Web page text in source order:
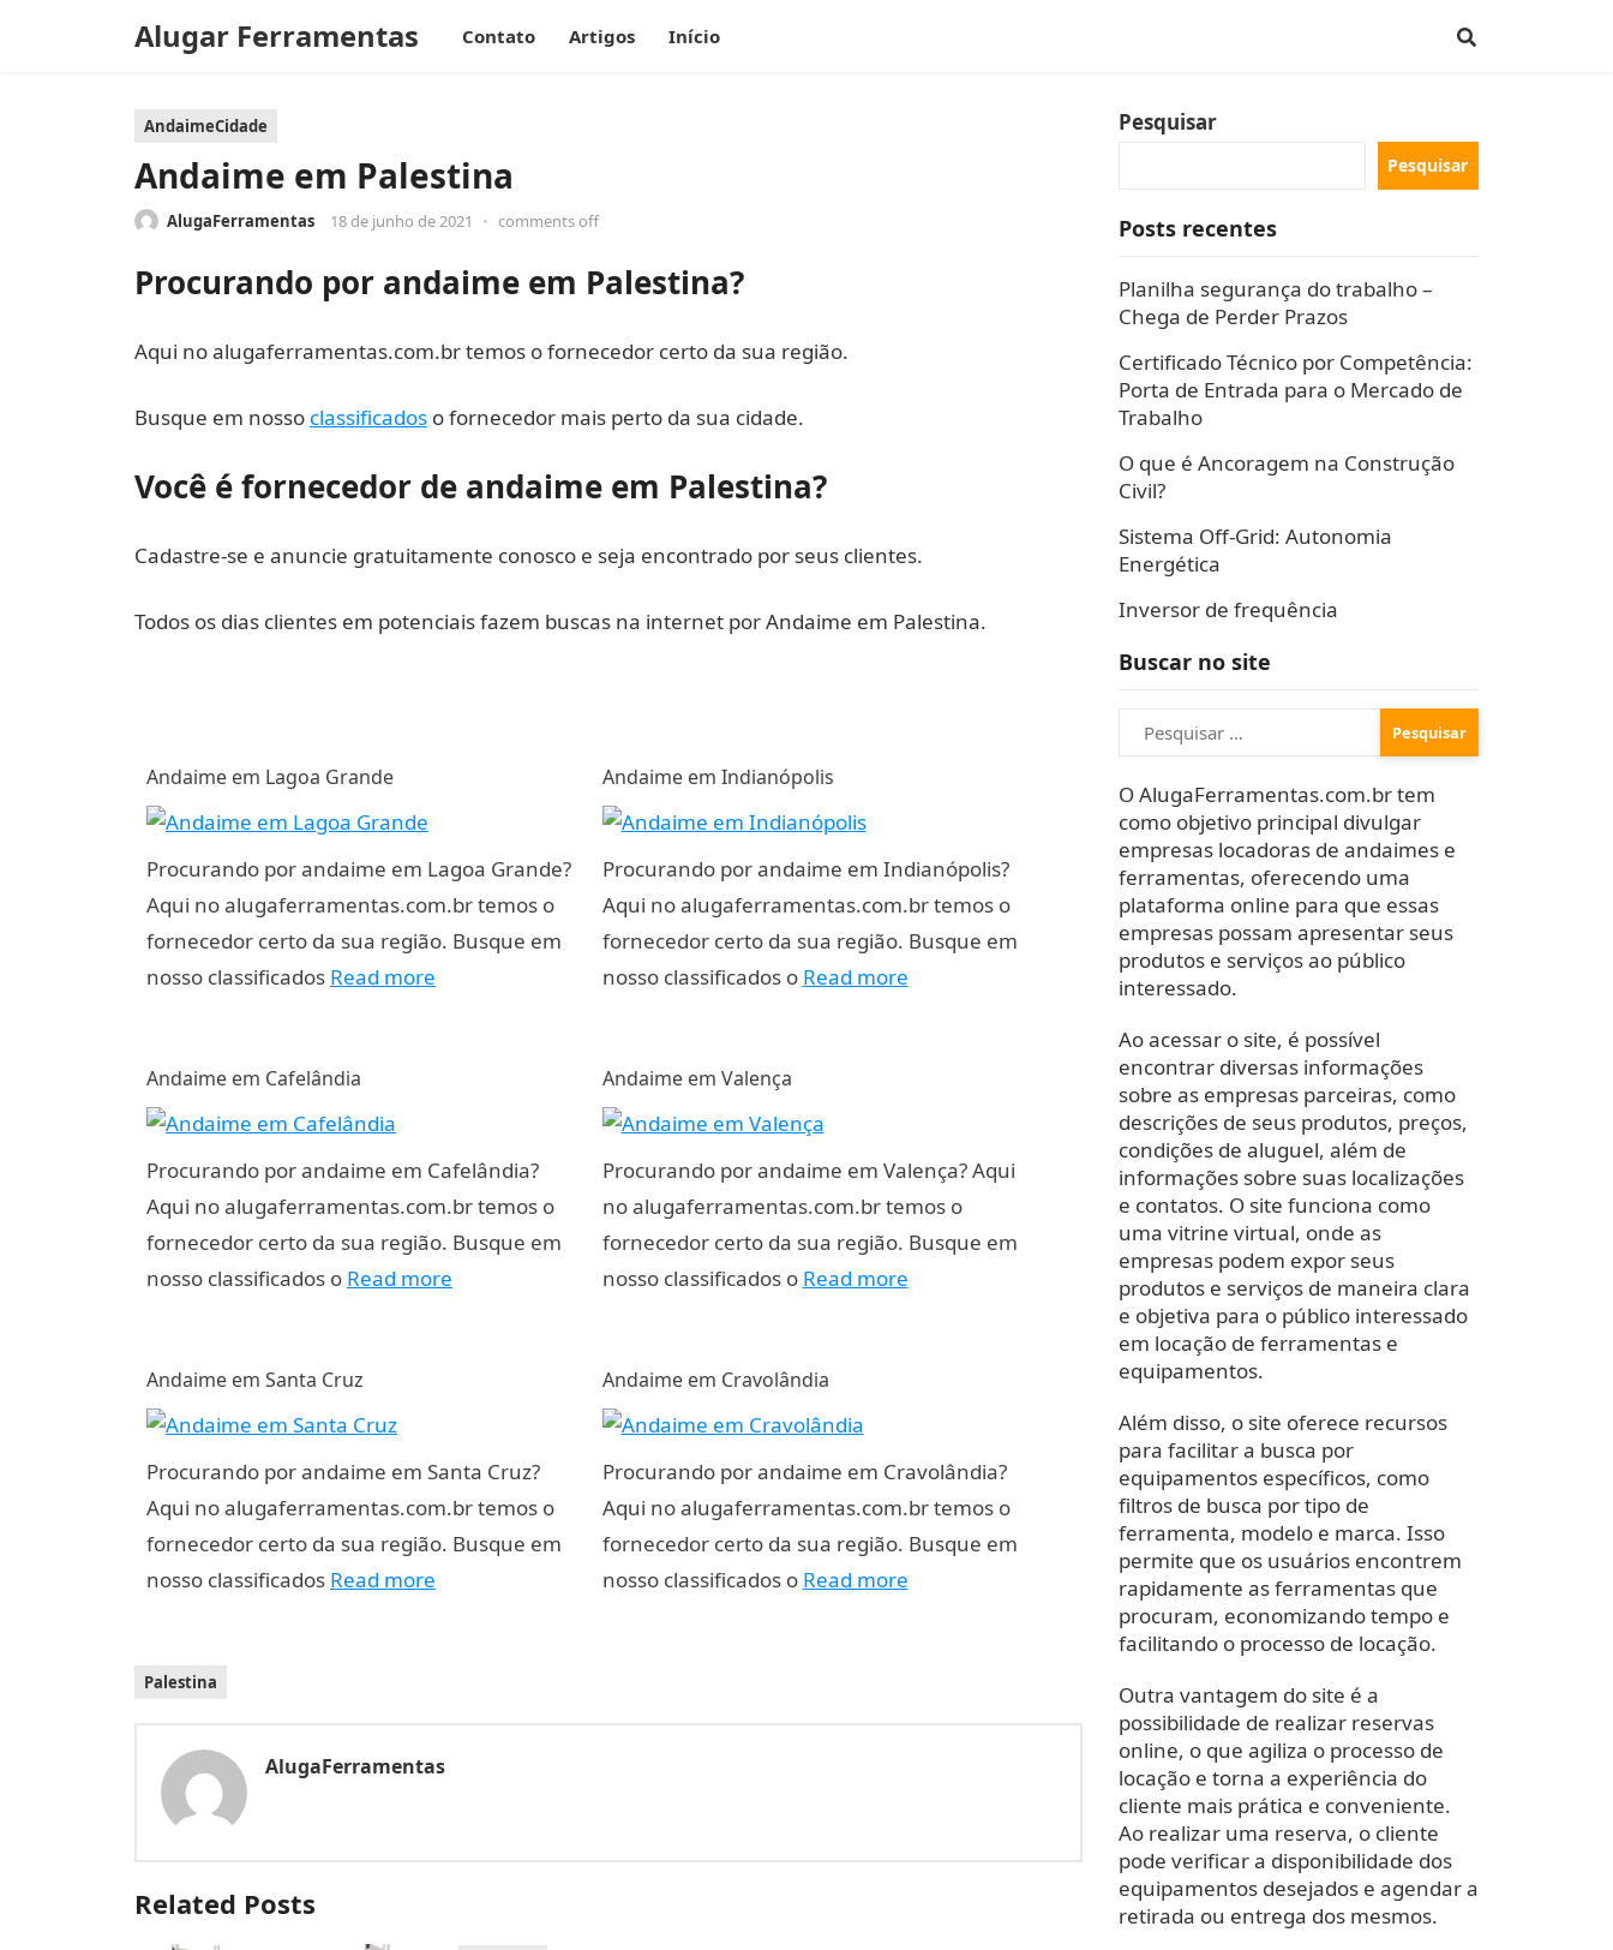
Alugar Ferramentas Contato Artigos Início
AndaimeCidade
Andaime em Palestina
AlugaFerramentas 18 de junho de 2021 • comments off
Procurando por andaime em Palestina?
Aqui no alugaferramentas.com.br temos o fornecedor certo da sua região.
Busque em nosso classificados o fornecedor mais perto da sua cidade.
Você é fornecedor de andaime em Palestina?
Cadastre-se e anuncie gratuitamente conosco e seja encontrado por seus clientes.
Todos os dias clientes em potenciais fazem buscas na internet por Andaime em Palestina.
Andaime em Lagoa Grande
Procurando por andaime em Lagoa Grande?
Aqui no alugaferramentas.com.br temos o
fornecedor certo da sua região. Busque em
nosso classificados Read more
Andaime em Indianópolis
Procurando por andaime em Indianópolis?
Aqui no alugaferramentas.com.br temos o
fornecedor certo da sua região. Busque em
nosso classificados o Read more
Andaime em Cafelândia
Procurando por andaime em Cafelândia?
Aqui no alugaferramentas.com.br temos o
fornecedor certo da sua região. Busque em
nosso classificados o Read more
Andaime em Valença
Procurando por andaime em Valença? Aqui
no alugaferramentas.com.br temos o
fornecedor certo da sua região. Busque em
nosso classificados o Read more
Andaime em Santa Cruz
Procurando por andaime em Santa Cruz?
Aqui no alugaferramentas.com.br temos o
fornecedor certo da sua região. Busque em
nosso classificados Read more
Andaime em Cravolândia
Procurando por andaime em Cravolândia?
Aqui no alugaferramentas.com.br temos o
fornecedor certo da sua região. Busque em
nosso classificados o Read more
Palestina
AlugaFerramentas
Related Posts
Pesquisar
Pesquisar
Posts recentes
Planilha segurança do trabalho –
Chega de Perder Prazos
Certificado Técnico por Competência:
Porta de Entrada para o Mercado de
Trabalho
O que é Ancoragem na Construção
Civil?
Sistema Off-Grid: Autonomia
Energética
Inversor de frequência
Buscar no site
Pesquisar
por:
O AlugaFerramentas.com.br tem
como objetivo principal divulgar
empresas locadoras de andaimes e
ferramentas, oferecendo uma
plataforma online para que essas
empresas possam apresentar seus
produtos e serviços ao público
interessado.
Ao acessar o site, é possível
encontrar diversas informações
sobre as empresas parceiras, como
descrições de seus produtos, preços,
condições de aluguel, além de
informações sobre suas localizações
e contatos. O site funciona como
uma vitrine virtual, onde as
empresas podem expor seus
produtos e serviços de maneira clara
e objetiva para o público interessado
em locação de ferramentas e
equipamentos.
Além disso, o site oferece recursos
para facilitar a busca por
equipamentos específicos, como
filtros de busca por tipo de
ferramenta, modelo e marca. Isso
permite que os usuários encontrem
rapidamente as ferramentas que
procuram, economizando tempo e
facilitando o processo de locação.
Outra vantagem do site é a
possibilidade de realizar reservas
online, o que agiliza o processo de
locação e torna a experiência do
cliente mais prática e conveniente.
Ao realizar uma reserva, o cliente
pode verificar a disponibilidade dos
equipamentos desejados e agendar a
retirada ou entrega dos mesmos.